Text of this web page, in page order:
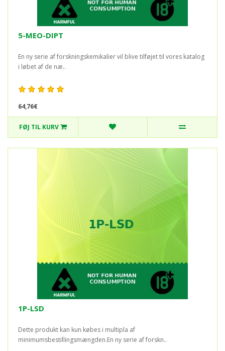
5-MEO-DIPT
En ny serie af forskningskemikalier vil blive tilføjet til vores katalog
i løbet af de næ..
64,76€
FØJ TIL KURV
1P-LSD
Dette produkt kan kun købes i multipla af
minimumsbestillingsmængden.En ny serie af forskn..